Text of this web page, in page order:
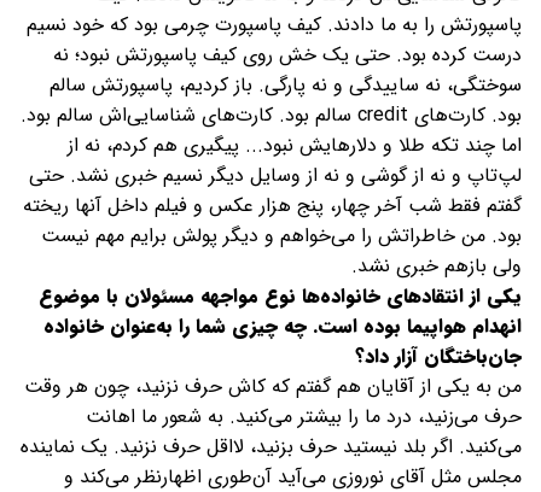
پاسپورتش را به ما دادند. کیف پاسپورت چرمی بود که خود نسیم
درست کرده بود. حتی یک خش روی کیف پاسپورتش نبود؛ نه
سوختگی، نه ساییدگی و نه پارگی. باز کردیم، پاسپورتش سالم
بود. کارت‌های credit سالم بود. کارت‌های شناسایی‌اش سالم بود.
اما چند تکه طلا و دلارهایش نبود... پیگیری هم کردم، نه از
لپ‌تاپ و نه از گوشی و نه از وسایل دیگر نسیم خبری نشد. حتی
گفتم فقط شب آخر چهار، پنج هزار عکس و فیلم داخل آنها ریخته
بود. من خاطراتش را می‌خواهم و دیگر پولش برایم مهم نیست
ولی بازهم خبری نشد.
یکی از انتقادهای خانواده‌ها نوع مواجهه مسئولان با موضوع
انهدام هواپیما بوده است. چه چیزی شما را به‌عنوان خانواده
جان‌باختگان آزار داد؟
من به یکی از آقایان هم گفتم که کاش حرف نزنید، چون هر وقت
حرف می‌زنید، درد ما را بیشتر می‌کنید. به شعور ما اهانت
می‌کنید. اگر بلد نیستید حرف بزنید، لااقل حرف نزنید. یک نماینده
مجلس مثل آقای نوروزی می‌آید آن‌طوری اظهارنظر می‌کند و